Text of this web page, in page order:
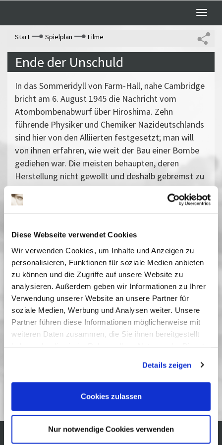
Diese Webseite verwendet Cookies
Wir verwenden Cookies, um Inhalte und Anzeigen zu
personalisieren, Funktionen für soziale Medien anbieten
zu können und die Zugriffe auf unsere Website zu
analysieren. Außerdem geben wir Informationen zu Ihrer
Verwendung unserer Website an unsere Partner für
soziale Medien, Werbung und Analysen weiter. Unsere
Partner führen diese Informationen möglicherweise mit
weiteren Daten zusammen, die Sie ihnen bereitgestellt
Cookies, wenn Sie unsere Webseite weiterhin nutzen.
Details zeigen
Cookies zulassen
Nur notwendige Cookies verwenden
Toggle
Start
Spielplan Filme
Ende der Unschuld
In das Sommeridyll von Farm-Hall, nahe Cambridge
bricht am 6. August 1945 die Nachricht vom
Atombombenabwurf über Hiroshima. Zehn
führende Physiker und Chemiker Nazideutschlands
sind hier von den Alliierten festgesetzt; man will
von ihnen erfahren, wie weit der Bau einer Bombe
gediehen war. Die meisten behaupten, deren
Herstellung nicht gewollt und deshalb gebremst zu
haben. "Es geht in diesem Film auch um die
Verantwortung der Beteiligten, um ihre Mitschuld
aufzubauen." (Frank Beyer) Neben der nahezu
dokumentarischen Rekonstruktion der Geschichte
des deutschen Atombombenprojekts machen
dramatische Momente und Szenen die
ungeheuerliche tragik-groteske Dimension des
Dramas deutlich. Ein Drama, an dem die Deutschen
einen starken Anteil haben, das aber universell ist.
Vergangene Vorstellungen
Zum 75. Geburtstag von Frank Beyer